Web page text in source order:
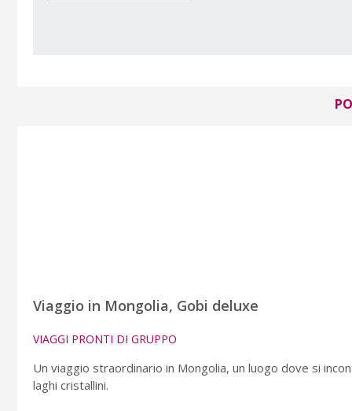
Viaggio in Mongolia, Gobi deluxe
VIAGGI PRONTI DI GRUPPO
Un viaggio straordinario in Mongolia, un luogo dove si
laghi cristallini.